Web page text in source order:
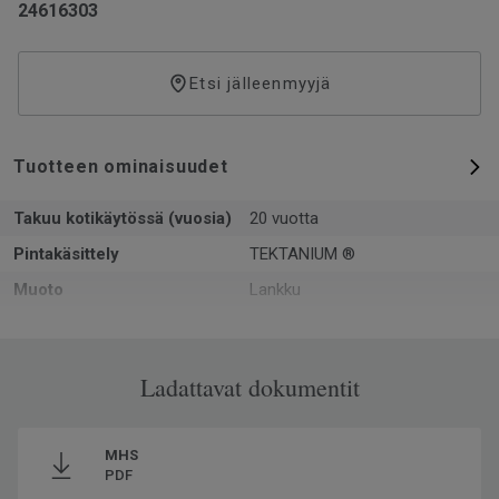
24616303
Etsi jälleenmyyjä
Tuotteen ominaisuudet
Takuu kotikäytössä (vuosia)
20 vuotta
Pintakäsittely
TEKTANIUM ®
Muoto
Lankku
7
osuus
Ladattavat dokumentit
MHS
PDF